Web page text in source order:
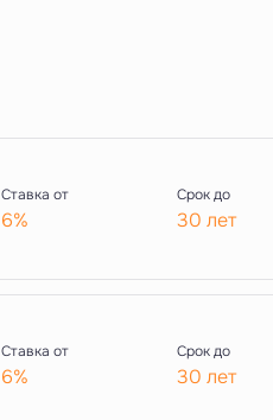
Ставка от
6%
Срок до
30 лет
Ставка от
6%
Срок до
30 лет